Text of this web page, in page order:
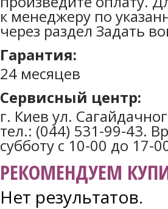
к менеджеру по
через раздел Задать
Гарантия:
24 месяцев
Сервисный центр:
г. Киев ул.
тел.: (044) 531-99-43.
субботу с 10-00 до 17-
РЕКОМЕНДУЕМ
Нет результатов.